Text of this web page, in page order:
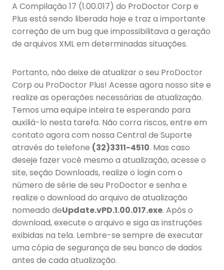
A Compilação 17 (1.00.017) do ProDoctor Corp e
Plus está sendo liberada hoje e traz a importante
correção de um bug que impossibilitava a geração
de arquivos XML em determinadas situações.
Portanto, não deixe de atualizar o seu ProDoctor
Corp ou ProDoctor Plus! Acesse agora nosso site e
realize as operações necessárias de atualização.
Temos uma equipe inteira te esperando para
auxiliá-lo nesta tarefa. Não corra riscos, entre em
contato agora com nossa Central de Suporte
através do telefone (32)3311-4510. Mas caso
deseje fazer você mesmo a atualização, acesse o
site, seção Downloads, realize o login com o
número de série de seu ProDoctor e senha e
realize o download do arquivo de atualização
nomeado deUpdate.vPD.1.00.017.exe. Após o
download, execute o arquivo e siga as instruções
exibidas na tela. Lembre-se sempre de executar
uma cópia de segurança de seu banco de dados
antes de cada atualização.